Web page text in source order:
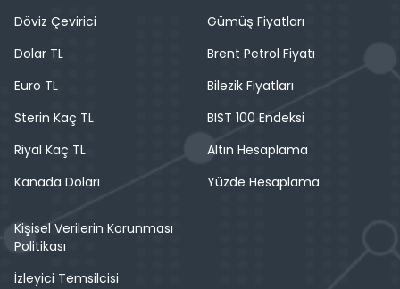
Döviz Çevirici
Dolar TL
Euro TL
Sterin Kaç TL
Riyal Kaç TL
Kanada Doları
Gümüş Fiyatları
Brent Petrol Fiyatı
Bilezik Fiyatları
BIST 100 Endeksi
Altın Hesaplama
Yüzde Hesaplama
Kişisel Verilerin Korunması
Politikası
İzleyici Temsilcisi